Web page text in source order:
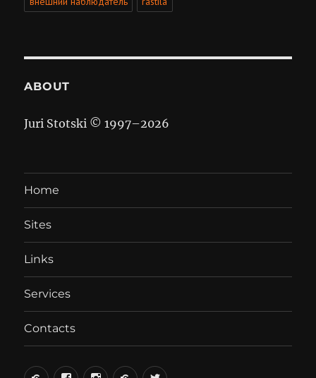
ABOUT
Juri Stotski © 1997–2026
Home
Sites
Links
Services
Contacts